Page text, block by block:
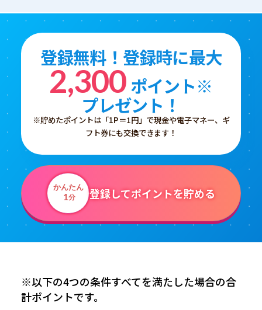
登録無料！登録時に最大
2,300ポイント※
プレゼント！
※貯めたポイントは「1P＝1円」で現金や電子マネー、ギ
フト券にも交換できます！
かんたん
1分 登録してポイントを貯める
※以下の4つの条件すべてを満たした場合の合
計ポイントです。